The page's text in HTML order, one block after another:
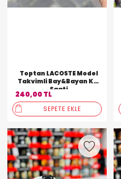
Toptan LACOSTE Model
Takvimli Bay&Bayan Kol
Saati
240,00 TL
SEPETE EKLE